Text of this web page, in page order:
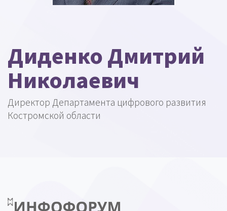
Диденко Дмитрий
Николаевич
Директор Департамента цифрового развития
Костромской области